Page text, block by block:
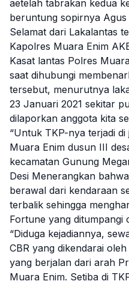
aetelah tabrakan kedua
beruntung sopirnya
Selamat dari Lakalantas
Kapolres Muara Enim
Kasat lantas Polres
saat dihubungi
tersebut, menurutnya
23 Januari 2021 sekitar
dilaporkan anggota kita
“Untuk TKP-nya terjadi
Muara Enim dusun III
kecamatan Gunung
Desi Menerangkan
berawal dari kendaraan
terbalik sehingga
Fortune yang ditumpangi
“Diduga kejadiannya,
CBR yang dikendarai
yang berjalan dari arah
Muara Enim. Setiba di